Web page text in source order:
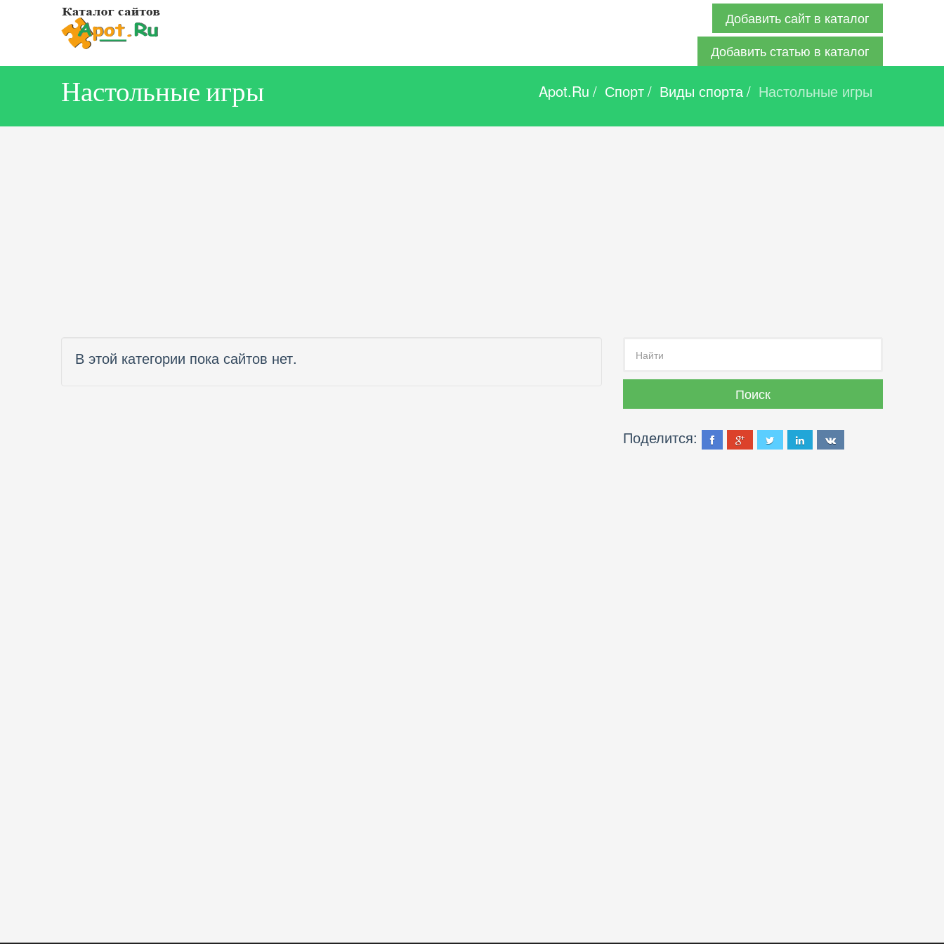
Добавить сайт в каталог
Добавить статью в каталог
Настольные игры Apot.Ru / Спорт/ Виды спорта/ Настольные игры
В этой категории пока сайтов нет.
Поделится: